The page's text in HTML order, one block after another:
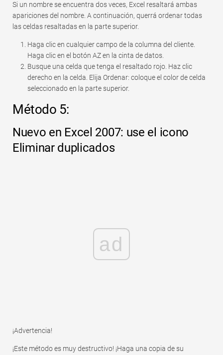
Si un nombre se encuentra dos veces, Excel resaltará ambas
apariciones del nombre. A continuación, querrá ordenar todas
las celdas resaltadas en la parte superior.
Haga clic en cualquier campo de la columna del cliente.
Haga clic en el botón AZ en la cinta de datos.
Busque una celda que tenga el resaltado rojo. Haz clic
derecho en la celda. Elija Ordenar: coloque el color de celda
seleccionado en la parte superior.
Método 5:
Nuevo en Excel 2007: use el icono
Eliminar duplicados
ad
¡Advertencia!
¡Este método es muy destructivo! ¡Haga una copia de su